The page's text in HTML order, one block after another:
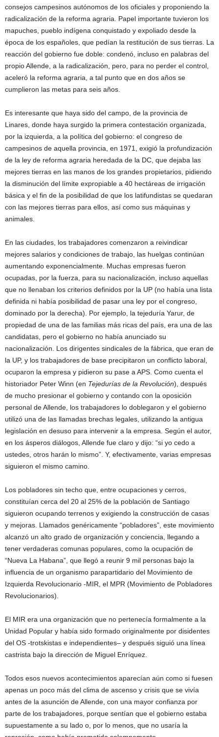
consejos campesinos autónomos de los oficiales y proponiendo la
radicalización de la reforma agraria. Papel importante tuvieron los
mapuches, pueblo indígena conquistado y expoliado desde la
época de los españoles, que pedían la restitución de sus tierras. La
reacción del gobierno fue doble: condenó, incluso en palabras del
propio Allende, a la radicalización, pero, para no perder el control,
aceleró la reforma agraria, a tal punto que en dos años se
cumplieron las metas para seis años.
Es interesante que haya sido del campo, de la provincia de
Linares, donde haya surgido la primera contestación organizada,
por la izquierda, a la política del gobierno: el congreso de
campesinos de aquella provincia, en 1971, exigió la profundización
de la ley de reforma agraria heredada de la DC, que dejaba las
mejores tierras en las manos de los grandes propietarios, pidiendo
la disminución del límite expropiable a 40 hectáreas de irrigación
básica y el fin de la posibilidad de que los latifundistas se quedaran
con las mejores tierras para ellos, así como sus máquinas y
animales.
En las ciudades, los trabajadores comenzaron a reivindicar
mejores salarios y condiciones de trabajo, las huelgas continúan
aumentando exponencialmente. Muchas empresas fueron
ocupadas, por la fuerza, para su nacionalización, incluso aquellas
que no llenaban los criterios definidos por la UP (no había una lista
definida ni había posibilidad de pasar una ley por el congreso,
dominado por la derecha). Por ejemplo, la tejeduría Yarur, de
propiedad de una de las familias más ricas del país, era una de las
candidatas, pero el gobierno no había anunciado su
nacionalización. Los dirigentes sindicales de la fábrica, que eran de
la UP, y los trabajadores de base precipitaron un conflicto laboral,
ocuparon la empresa y pidieron su pase a APS. Como cuenta el
historiador Peter Winn (en Tejedurías de la Revolución), después
de mucho presionar el gobierno y contando con la oposición
personal de Allende, los trabajadores lo doblegaron y el gobierno
utilizó una de las llamadas brechas legales, utilizando la antigua
legislación en desuso para intervenir a la empresa. Según el autor,
en los ásperos diálogos, Allende fue claro y dijo: “si yo cedo a
ustedes, otros harán lo mismo”. Y, efectivamente, varias empresas
siguieron el mismo camino.
Los pobladores sin techo que, entre ocupaciones y cerros,
constituían cerca del 20 al 25% de la población de Santiago
siguieron ocupando terrenos y exigiendo la construcción de casas
y mejoras. Llamados genéricamente “pobladores”, este movimiento
alcanzó un alto grado de organización y conciencia, llegando a
tener verdaderas comunas populares, como la ocupación de
“Nueva La Habana”, que llegó a reunir 9 mil personas bajo la
influencia de un organismo parapartidario del Movimiento de
Izquierda Revolucionario -MIR, el MPR (Movimiento de Pobladores
Revolucionarios).
El MIR era una organización que no pertenecía formalmente a la
Unidad Popular y había sido formado originalmente por disidentes
del OS -trotskistas e independientes– y después siguió una línea
castrista bajo la dirección de Miguel Enríquez.
Todos esos nuevos acontecimientos aparecían aún como si fuesen
apenas un poco más del clima de ascenso y crisis que se vivía
antes de la asunción de Allende, con una mayor confianza por
parte de los trabajadores, porque sentían que el gobierno estaba
supuestamente a su lado o, por lo menos, que no usaría la